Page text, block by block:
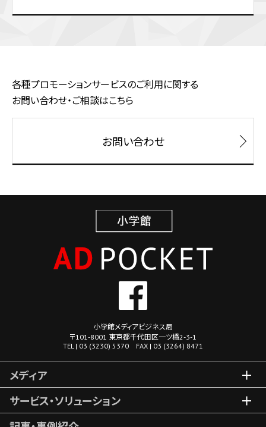
各種プロモーションサービスのご利用に関する
お問い合わせ・ご相談はこちら
お問い合わせ
小学館メディアビジネス局
〒101-8001 東京都千代田区一ツ橋2-3-1
TEL | 03 (3230) 5370 FAX | 03 (3264) 8471
メディア
サービス・ソリューション